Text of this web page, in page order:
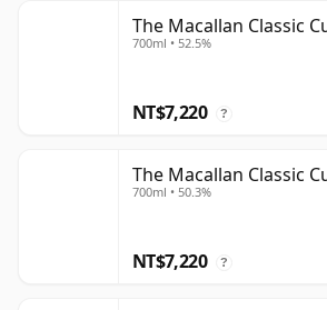
The Macallan Classic
700ml • 52.5%
NT$7,220 ?
The Macallan Classic
700ml • 50.3%
NT$7,220 ?